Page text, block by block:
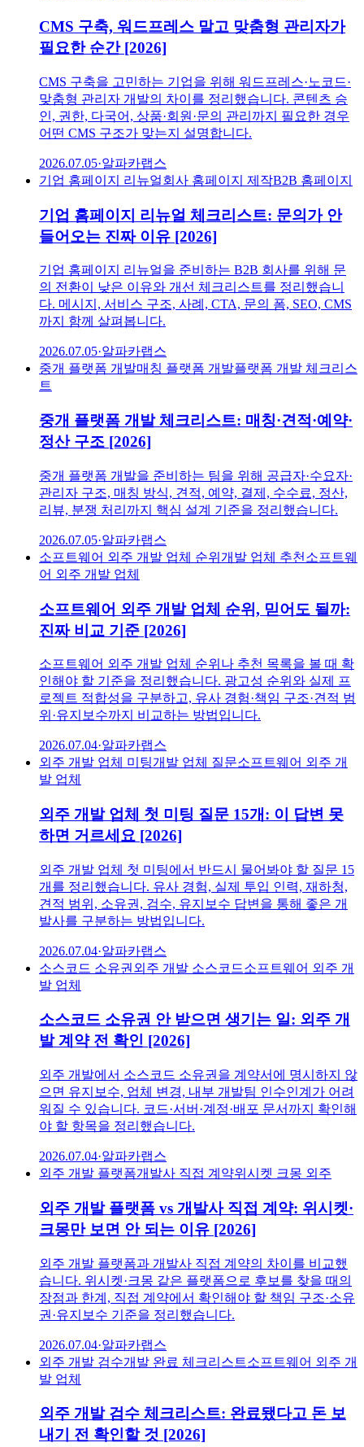
CMS 구축, 워드프레스 말고 맞춤형 관리자가
필요한 순간 [2026]
CMS 구축을 고민하는 기업을 위해 워드프레스·노코드·
맞춤형 관리자 개발의 차이를 정리했습니다. 콘텐츠 승
인, 권한, 다국어, 상품·회원·문의 관리까지 필요한 경우
어떤 CMS 구조가 맞는지 설명합니다.
2026.07.05·알파카랩스
기업 홈페이지 리뉴얼회사 홈페이지 제작B2B 홈페이지
기업 홈페이지 리뉴얼 체크리스트: 문의가 안
들어오는 진짜 이유 [2026]
기업 홈페이지 리뉴얼을 준비하는 B2B 회사를 위해 문
의 전환이 낮은 이유와 개선 체크리스트를 정리했습니
다. 메시지, 서비스 구조, 사례, CTA, 문의 폼, SEO, CMS
까지 함께 살펴봅니다.
2026.07.05·알파카랩스
중개 플랫폼 개발매칭 플랫폼 개발플랫폼 개발 체크리스
트
중개 플랫폼 개발 체크리스트: 매칭·견적·예약·
정산 구조 [2026]
중개 플랫폼 개발을 준비하는 팀을 위해 공급자·수요자·
관리자 구조, 매칭 방식, 견적, 예약, 결제, 수수료, 정산,
리뷰, 분쟁 처리까지 핵심 설계 기준을 정리했습니다.
2026.07.05·알파카랩스
소프트웨어 외주 개발 업체 순위 개발 업체 추천 소프트웨
어 외주 개발 업체
소프트웨어 외주 개발 업체 순위, 믿어도 될까:
진짜 비교 기준 [2026]
소프트웨어 외주 개발 업체 순위나 추천 목록을 볼 때 확
인해야 할 기준을 정리했습니다. 광고성 순위와 실제 프
로젝트 적합성을 구분하고, 유사 경험·책임 구조·견적 범
위·유지보수까지 비교하는 방법입니다.
2026.07.04·알파카랩스
외주 개발 업체 미팅개발 업체 질문소프트웨어 외주 개
발 업체
외주 개발 업체 첫 미팅 질문 15개: 이 답변 못
하면 거르세요 [2026]
외주 개발 업체 첫 미팅에서 반드시 물어봐야 할 질문 15
개를 정리했습니다. 유사 경험, 실제 투입 인력, 재하청,
견적 범위, 소유권, 검수, 유지보수 답변을 통해 좋은 개
발사를 구분하는 방법입니다.
2026.07.04·알파카랩스
소스코드 소유권 외주 개발 소스코드소프트웨어 외주 개
발 업체
소스코드 소유권 안 받으면 생기는 일: 외주 개
발 계약 전 확인 [2026]
외주 개발에서 소스코드 소유권을 계약서에 명시하지 않
으면 유지보수, 업체 변경, 내부 개발팀 인수인계가 어려
워질 수 있습니다. 코드·서버·계정·배포 문서까지 확인해
야 할 항목을 정리했습니다.
2026.07.04·알파카랩스
외주 개발 플랫폼개발사 직접 계약위시켓 크몽 외주
외주 개발 플랫폼 vs 개발사 직접 계약: 위시켓·
크몽만 보면 안 되는 이유 [2026]
외주 개발 플랫폼과 개발사 직접 계약의 차이를 비교했
습니다. 위시켓·크몽 같은 플랫폼으로 후보를 찾을 때의
장점과 한계, 직접 계약에서 확인해야 할 책임 구조·소유
권·유지보수 기준을 정리했습니다.
2026.07.04·알파카랩스
외주 개발 검수개발 완료 체크리스트소프트웨어 외주 개
발 업체
외주 개발 검수 체크리스트: 완료됐다고 돈 보
내기 전 확인할 것 [2026]